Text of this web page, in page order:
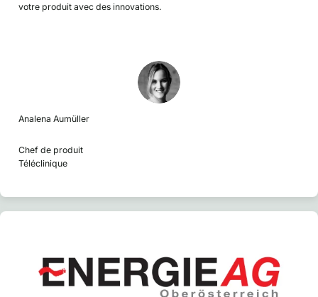
votre produit avec des innovations.
Analena Aumüller
Chef de produit
Téléclinique